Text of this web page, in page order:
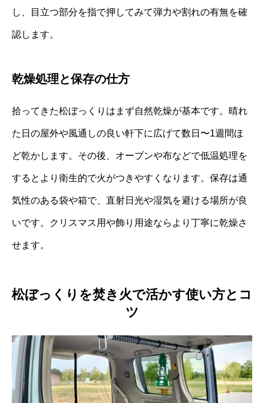
し、目立つ部分を指で押してみて弾力や割れの有無を確
認します。
乾燥処理と保存の仕方
拾ってきた松ぼっくりはまず自然乾燥が基本です。晴れ
た日の屋外や風通しの良い軒下に広げて数日〜1週間ほ
ど乾かします。その後、オーブンや布などで低温処理を
するとより衛生的で火がつきやすくなります。保存は通
気性のある袋や箱で、直射日光や湿気を避ける場所が良
いです。クリスマス用や飾り用途ならより丁寧に乾燥さ
せます。
松ぼっくりを焚き火で活かす使い方とコ
ツ